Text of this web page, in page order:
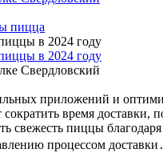
пицца
в 2024 году
Свердловский
приложений и
время доставки,
свежесть пиццы благодаря
процессом доставки․